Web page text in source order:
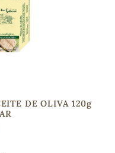
DE OLIVA 120g